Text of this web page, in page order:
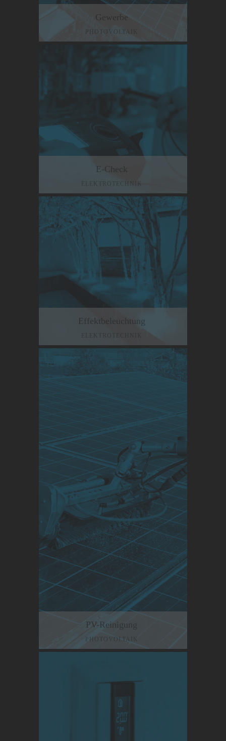
Gewerbe
PHOTOVOLTAIK
E-Check
ELEKTROTECHNIK
Effektbeleuchtung
PV-Reinigung
PHOTOVOLTAIK